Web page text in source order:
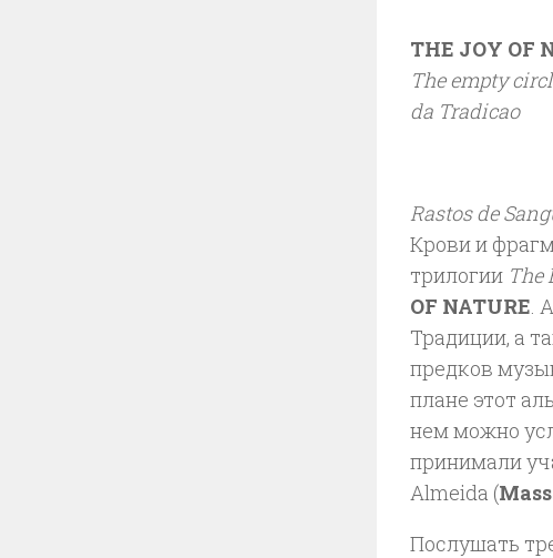
THE JOY OF
The empty
da Tradicao
Rastos de
Крови и
трилогии The
OF NATURE.
Традиции, а
предков
плане этот
нем можно
принимали
Almeida (
Послушать